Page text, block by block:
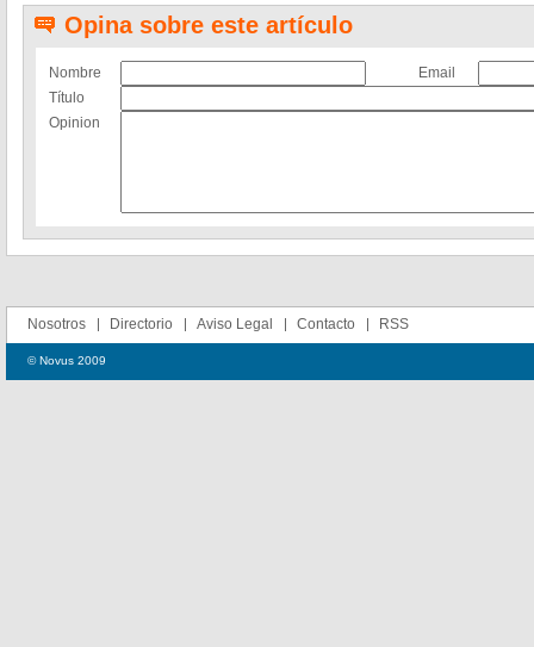
Opina sobre este artículo
Nombre
Email
Título
Opinion
Nosotros Directorio Aviso Legal Contacto RSS
© Novus 2009